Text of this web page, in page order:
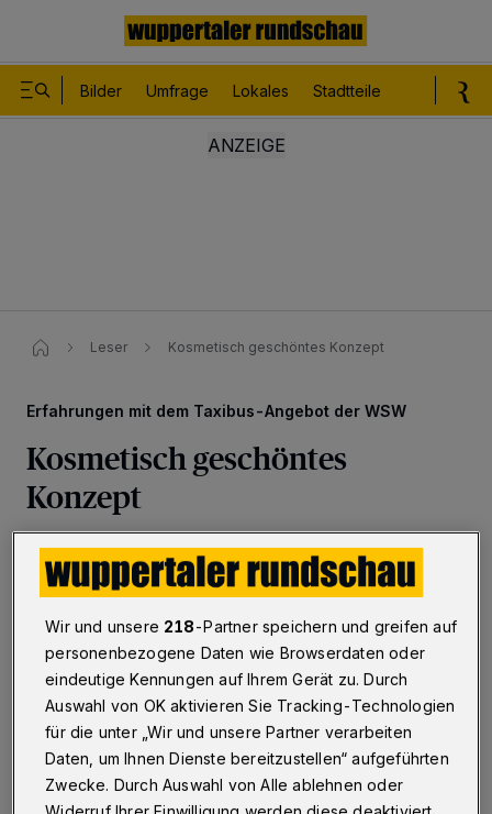
Bilder Umfrage Lokales Stadtteile
Leser Kosmetisch geschöntes Konzept
Erfahrungen mit dem Taxibus-Angebot der WSW
Kosmetisch geschöntes
Konzept
Betr.: Erfahrungen mit dem Taxibus-Angebot der WSW
23.08.2021 , 15:26 Uhr 2 Minuten Lesezeit
Wir und unsere 218-Partner speichern und greifen auf
personenbezogene Daten wie Browserdaten oder
eindeutige Kennungen auf Ihrem Gerät zu. Durch
Auswahl von OK aktivieren Sie Tracking-Technologien
für die unter „Wir und unsere Partner verarbeiten
Daten, um Ihnen Dienste bereitzustellen“ aufgeführten
Zwecke. Durch Auswahl von Alle ablehnen oder